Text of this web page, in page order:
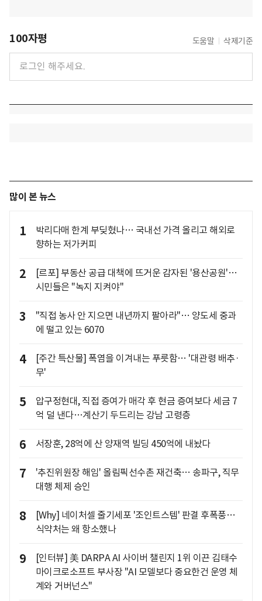
100자평 도움말 삭제기준
많이 본 뉴스
1
박리다매 한계 부딪혔나… 국내선 가격 올리고 해외로
향하는 저가커피
2
[르포] 부동산 공급 대책에 뜨거운 감자된 '용산공원'…
시민들은 "녹지 지켜야"
3
"직접 농사 안 지으면 내년까지 팔아라"… 양도세 중과
에 떨고 있는 6070
4
[주간 특산물] 폭염을 이겨내는 푸릇함… '대관령 배추·
무'
5
압구정현대, 직접 증여가 매각 후 현금 증여보다 세금 7
억 덜 낸다…계산기 두드리는 강남 고령층
6 서장훈, 28억에 산 양재역 빌딩 450억에 내놨다
7
'추진위원장 해임' 올림픽선수촌 재건축… 송파구, 직무
대행 체제 승인
8
[Why] 네이처셀 줄기세포 '조인트스템' 판결 후폭풍…
식약처는 왜 항소했나
9
[인터뷰] 美 DARPA AI 사이버 챌린지 1위 이끈 김태수
마이크로소프트 부사장 "AI 모델보다 중요한건 운영 체
계와 거버넌스"